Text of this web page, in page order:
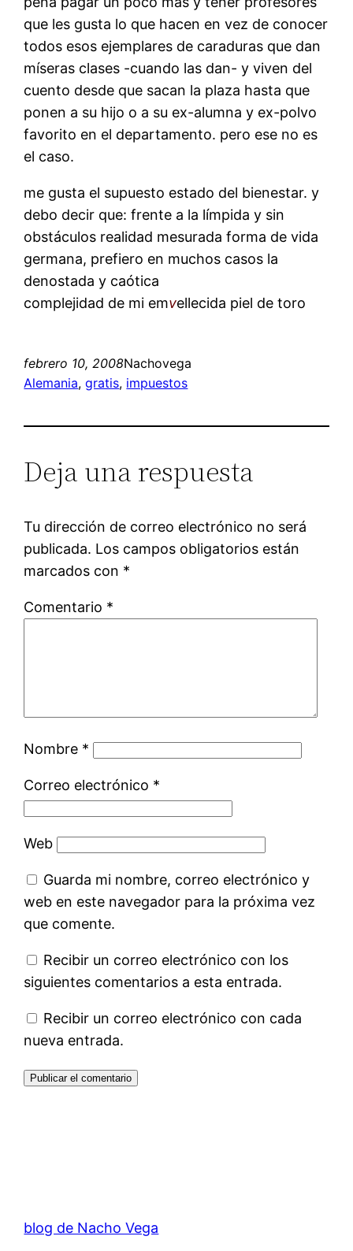
que les gusta lo que hacen en vez de conocer
todos esos ejemplares de caraduras que dan
míseras clases -cuando las dan- y viven del
cuento desde que sacan la plaza hasta que
ponen a su hijo o a su ex-alumna y ex-polvo
favorito en el departamento. pero ese no es
el caso.
me gusta el supuesto estado del bienestar. y
debo decir que: frente a la límpida y sin
obstáculos realidad mesurada forma de vida
germana, prefiero en muchos casos la
denostada y caótica
complejidad de mi emvellecida piel de toro
febrero 10, 2008Nachovega
Alemania, gratis, impuestos
Deja una respuesta
Tu dirección de correo electrónico no será
publicada. Los campos obligatorios están
marcados con *
Comentario *
Nombre *
Correo electrónico *
Web
Guarda mi nombre, correo electrónico y
web en este navegador para la próxima vez
que comente.
Recibir un correo electrónico con los
siguientes comentarios a esta entrada.
Recibir un correo electrónico con cada
nueva entrada.
blog de Nacho Vega